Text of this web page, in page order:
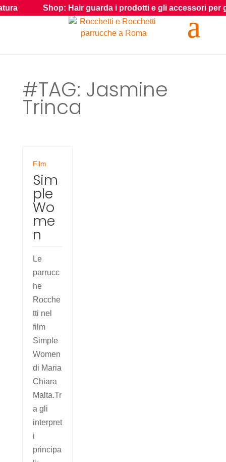
#TAG: Jasmine
Trinca
Film
Sim
ple
Wo
me
n
Le
parrucc
he
Rocche
tti nel
film
Simple
Women
di Maria
Chiara
Malta.Tr
a gli
interpret
i
principa
Shop: Hair guarda i prodotti e gli accessori per